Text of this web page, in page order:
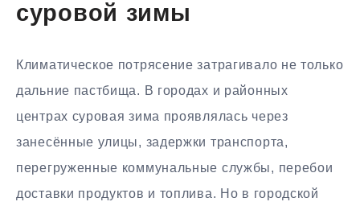
суровой зимы
Климатическое потрясение затрагивало не только
дальние пастбища. В городах и районных
центрах суровая зима проявлялась через
занесённые улицы, задержки транспорта,
перегруженные коммунальные службы, перебои
доставки продуктов и топлива. Но в городской